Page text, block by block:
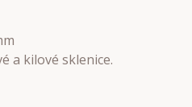
a kilové sklenice.